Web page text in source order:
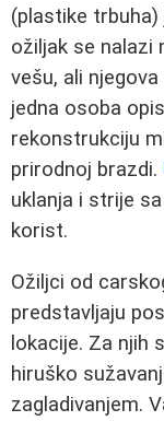
(plastike
ožiljak se nalazi
vešu, ali
jedna osoba
rekonstrukciju
prirodnoj brazdi.
uklanja i strije
korist.
Ožiljci od
predstavljaju
lokacije. Za njih
hiruško
zagladivanjem.